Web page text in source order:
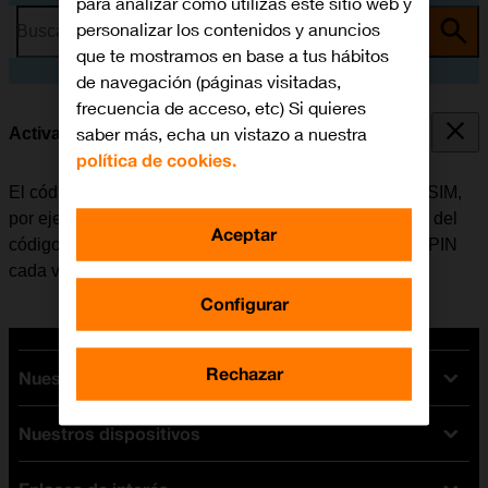
Busca por problema o tema
Activar o desactivar el uso del código PIN
El código PIN evita que otros puedan utilizar la tarjeta SIM,
por ejemplo, en caso de robo del móvil. Cuando el uso del
código PIN está activado, se debe introducir el código PIN
cada vez que se enciende el móvil.
Nuestras tarifas
Tarifas Orange
Tarifas fibra y móvil
Nuestros dispositivos
personalizar los contenidos y anuncios
que te mostramos en base a tus hábitos
de navegación (páginas visitadas,
frecuencia de acceso, etc) Si quieres
saber más, echa un vistazo a nuestra
política de cookies.
Configurar
Rechazar
Aceptar